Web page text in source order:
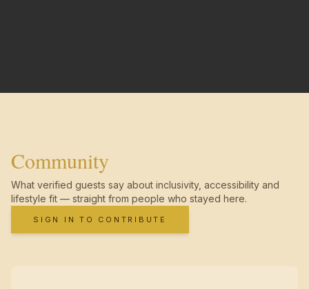
Community
What verified guests say about inclusivity, accessibility and
lifestyle fit — straight from people who stayed here.
SIGN IN TO CONTRIBUTE